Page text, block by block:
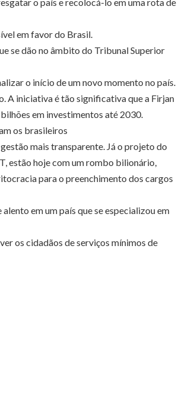
em favor do Brasil.
se dão no âmbito do Tribunal Superior
o início de um novo momento no país.
A iniciativa é tão significativa que a Firjan
em investimentos até 2030.
os brasileiros
mais transparente. Já o projeto do
estão hoje com um rombo bilionário,
para o preenchimento dos cargos
em um país que se especializou em
os cidadãos de serviços mínimos de